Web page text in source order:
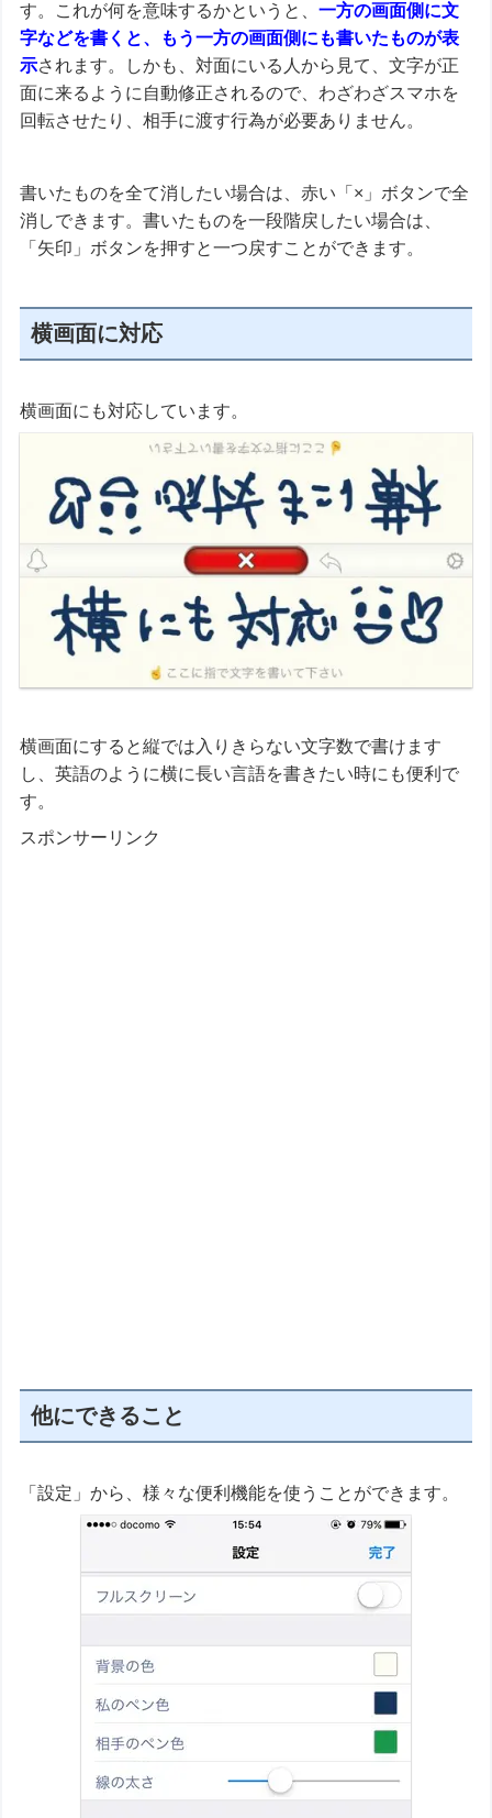
す。これが何を意味するかというと、一方の画面側に文
字などを書くと、もう一方の画面側にも書いたものが表
示されます。しかも、対面にいる人から見て、文字が正
面に来るように自動修正されるので、わざわざスマホを
回転させたり、相手に渡す行為が必要ありません。
書いたものを全て消したい場合は、赤い「×」ボタンで全
消しできます。書いたものを一段階戻したい場合は、
「矢印」ボタンを押すと一つ戻すことができます。
横画面に対応
横画面にも対応しています。
横画面にすると縦では入りきらない文字数で書けます
し、英語のように横に長い言語を書きたい時にも便利で
す。
スポンサーリンク
他にできること
「設定」から、様々な便利機能を使うことができます。